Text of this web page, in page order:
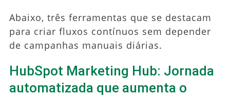
Abaixo, três ferramentas que se destacam
para criar fluxos contínuos sem depender
de campanhas manuais diárias.
HubSpot Marketing Hub: Jornada
automatizada que aumenta o